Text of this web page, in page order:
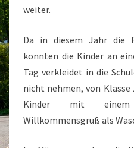
weiter.
Da in diesem Jahr die
konnten die Kinder an
Tag verkleidet in die
nicht nehmen, von Klasse
Kinder mit einem
Willkommensgruß als